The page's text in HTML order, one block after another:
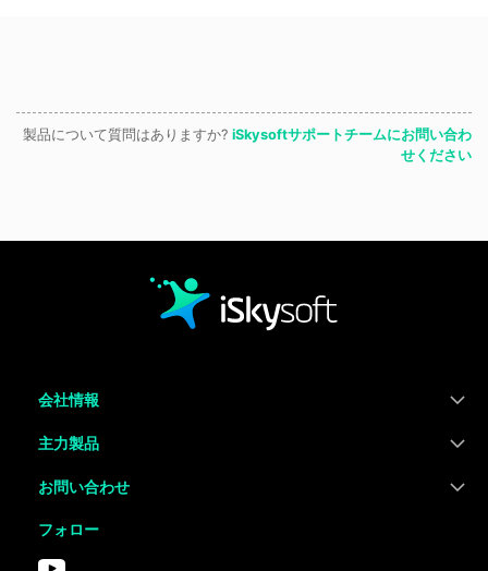
製品について質問はありますか? iSkysoftサポートチームにお問い合わ
せください
会社情報
主力製品
お問い合わせ
フォロー